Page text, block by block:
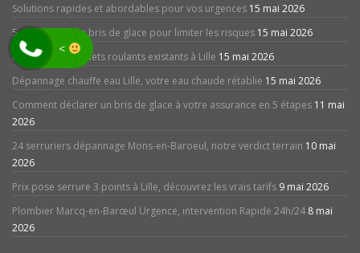
Solutions rapides et abordables pour vos urgences 15 mai 2026
5 conseils après bris de glace pour limiter les risques 15 mai 2026
Motoriser vos volets roulants existants à Lille 15 mai 2026
Dépannage chauffe eau Lille, votre eau chaude rétablie 15 mai 2026
Comment déclarer un bris de glace à votre assurance en 5 étapes 11 mai
2026
24 serruriers dépannage Mons-en-Baroeul, notre verdict terrain 10 mai
2026
Prix pose serrure 3 points à Lille, découvrez les vrais tarifs 9 mai 2026
Plombier Marcq-en-Barœul Urgence, intervention Rapide 24h/24 8 mai
2026
<